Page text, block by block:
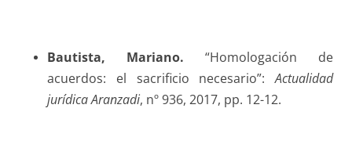
Bautista, Mariano. “Homologación de
acuerdos: el sacrificio necesario”:Actualidad
jurídica Aranzadi, nº 936, 2017, pp. 12-12.